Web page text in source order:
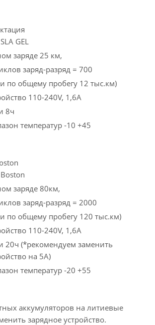
GEL
заряде 25 км,
заряд-разряд = 700
по общему пробегу 12 тыс.км)
110-240V, 1,6A
8ч
температур -10 +45
заряде 80км,
заряд-разряд = 2000
по общему пробегу 120 тыс.км)
110-240V, 1,6A
20ч (*рекомендуем заменить
на 5А)
температур -20 +55
аккумуляторов на литиевые
зарядное устройство.